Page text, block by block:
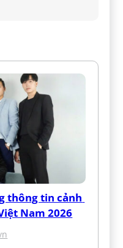
thông tin cảnh
Nam 2026